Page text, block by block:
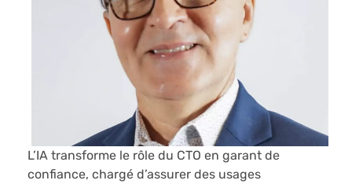
L’IA transforme le rôle du CTO en garant de
confiance, chargé d’assurer des usages